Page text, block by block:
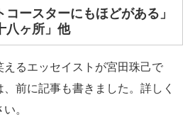
ースターにもほどがある」
八ヶ所」他
るエッセイストが宮田珠己で
前に記事も書きました。詳しく
。